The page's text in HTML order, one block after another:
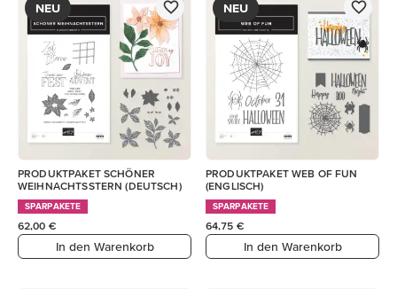
NEU
PRODUKTPAKET SCHÖNER
WEIHNACHTSSTERN (DEUTSCH)
SPARPAKETE
62,00 €
In den Warenkorb
NEU
PRODUKTPAKET WEB OF FUN
(ENGLISCH)
SPARPAKETE
64,75 €
In den Warenkorb